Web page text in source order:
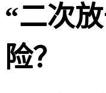
“二次
险？